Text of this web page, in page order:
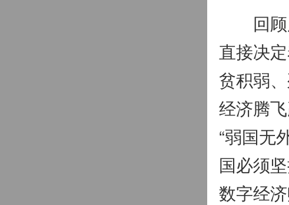
回顾
直接决
贫积弱
经济腾
“弱国无
国必须
数字经